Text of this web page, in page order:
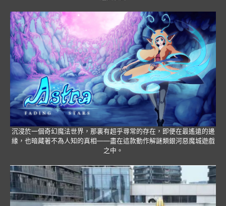
沉浸於一個奇幻魔法世界，那裏有超乎尋常的存在，即便在最遙遠的邊
緣，也暗藏著不為人知的真相——盡在這款動作解謎類銀河惡魔城遊戲
之中。